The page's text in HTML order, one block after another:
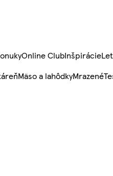
Online ClubInšpirácie
Mäso a lahôdkyMrazené